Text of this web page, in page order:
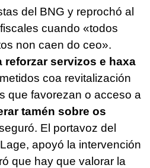
del BNG y reprochó al
cuando «todos
non caen do ceo».
reforzar servizos e haxa
coa revitalización
que favorezan o acceso a
tamén sobre os
El portavoz del
apoyó la intervención
que hay que valorar la